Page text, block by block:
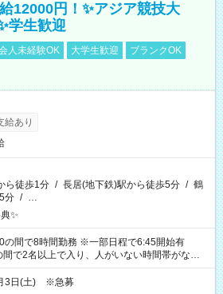
12000円！✨アジア競技大
学生歓迎
人未経験OK 大学生歓迎
ブランクOK
給あり
ら徒歩1分 / 長居(地下鉄)駅から徒歩5分 / 鶴
分 / …
✨
の間で8時間勤務 ※一部日程で6:45開始有
で2名以上で入り、人がいない時間帯がない
を分け合うイメージです
3日(土) ※急募